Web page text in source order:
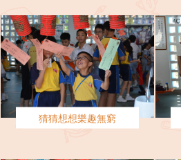
猜猜想想樂趣無窮